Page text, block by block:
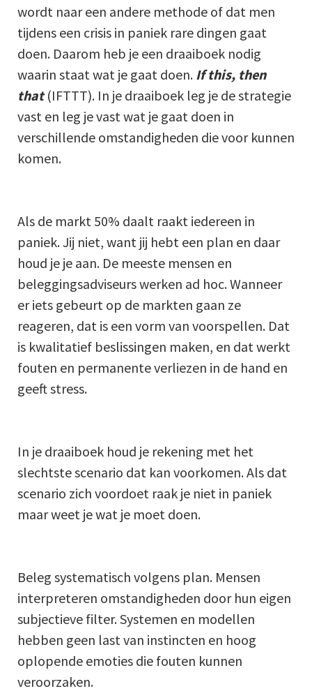
wordt naar een andere methode of dat men
tijdens een crisis in paniek rare dingen gaat
doen. Daarom heb je een draaiboek nodig
waarin staat wat je gaat doen. If this, then
that (IFTTT). In je draaiboek leg je de strategie
vast en leg je vast wat je gaat doen in
verschillende omstandigheden die voor kunnen
komen.
Als de markt 50% daalt raakt iedereen in
paniek. Jij niet, want jij hebt een plan en daar
houd je je aan. De meeste mensen en
beleggingsadviseurs werken ad hoc. Wanneer
er iets gebeurt op de markten gaan ze
reageren, dat is een vorm van voorspellen. Dat
is kwalitatief beslissingen maken, en dat werkt
fouten en permanente verliezen in de hand en
geeft stress.
In je draaiboek houd je rekening met het
slechtste scenario dat kan voorkomen. Als dat
scenario zich voordoet raak je niet in paniek
maar weet je wat je moet doen.
Beleg systematisch volgens plan. Mensen
interpreteren omstandigheden door hun eigen
subjectieve filter. Systemen en modellen
hebben geen last van instincten en hoog
oplopende emoties die fouten kunnen
veroorzaken.